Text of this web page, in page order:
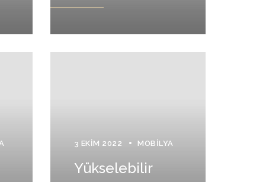
3 EKIM 2022 MOBILYA
Yükselebilir